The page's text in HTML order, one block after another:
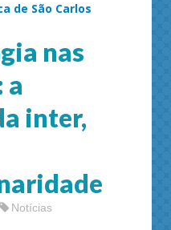
de São Carlos
nas
a
inter,
Notícias